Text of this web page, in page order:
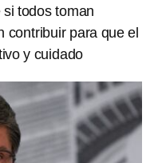
todos toman
contribuir para que el
y cuidado